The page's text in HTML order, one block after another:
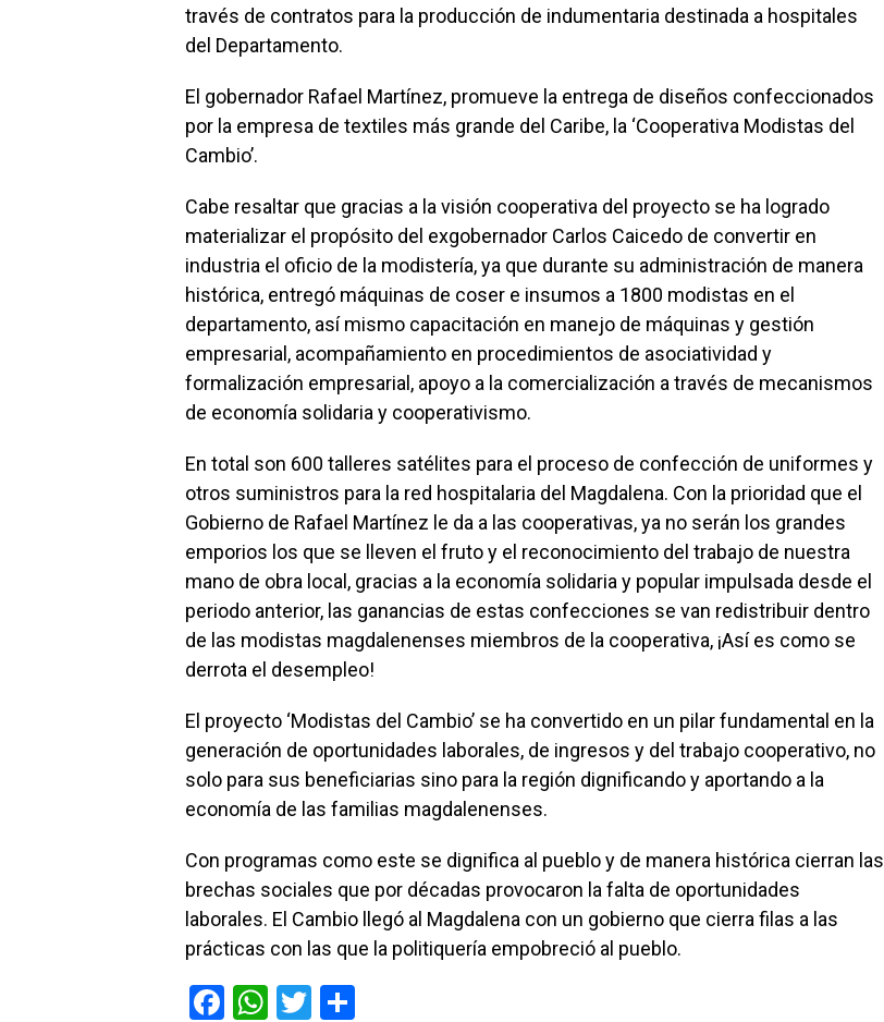
través de contratos para la producción de indumentaria destinada a hospitales
del Departamento.
El gobernador Rafael Martínez, promueve la entrega de diseños confeccionados
por la empresa de textiles más grande del Caribe, la ‘Cooperativa Modistas del
Cambio’.
Cabe resaltar que gracias a la visión cooperativa del proyecto se ha logrado
materializar el propósito del exgobernador Carlos Caicedo de convertir en
industria el oficio de la modistería, ya que durante su administración de manera
histórica, entregó máquinas de coser e insumos a 1800 modistas en el
departamento, así mismo capacitación en manejo de máquinas y gestión
empresarial, acompañamiento en procedimientos de asociatividad y
formalización empresarial, apoyo a la comercialización a través de mecanismos
de economía solidaria y cooperativismo.
En total son 600 talleres satélites para el proceso de confección de uniformes y
otros suministros para la red hospitalaria del Magdalena. Con la prioridad que el
Gobierno de Rafael Martínez le da a las cooperativas, ya no serán los grandes
emporios los que se lleven el fruto y el reconocimiento del trabajo de nuestra
mano de obra local, gracias a la economía solidaria y popular impulsada desde el
periodo anterior, las ganancias de estas confecciones se van redistribuir dentro
de las modistas magdalenenses miembros de la cooperativa, ¡Así es como se
derrota el desempleo!
El proyecto ‘Modistas del Cambio’ se ha convertido en un pilar fundamental en la
generación de oportunidades laborales, de ingresos y del trabajo cooperativo, no
solo para sus beneficiarias sino para la región dignificando y aportando a la
economía de las familias magdalenenses.
Con programas como este se dignifica al pueblo y de manera histórica cierran las
brechas sociales que por décadas provocaron la falta de oportunidades
laborales. El Cambio llegó al Magdalena con un gobierno que cierra filas a las
prácticas con las que la politiquería empobreció al pueblo.
F
W T